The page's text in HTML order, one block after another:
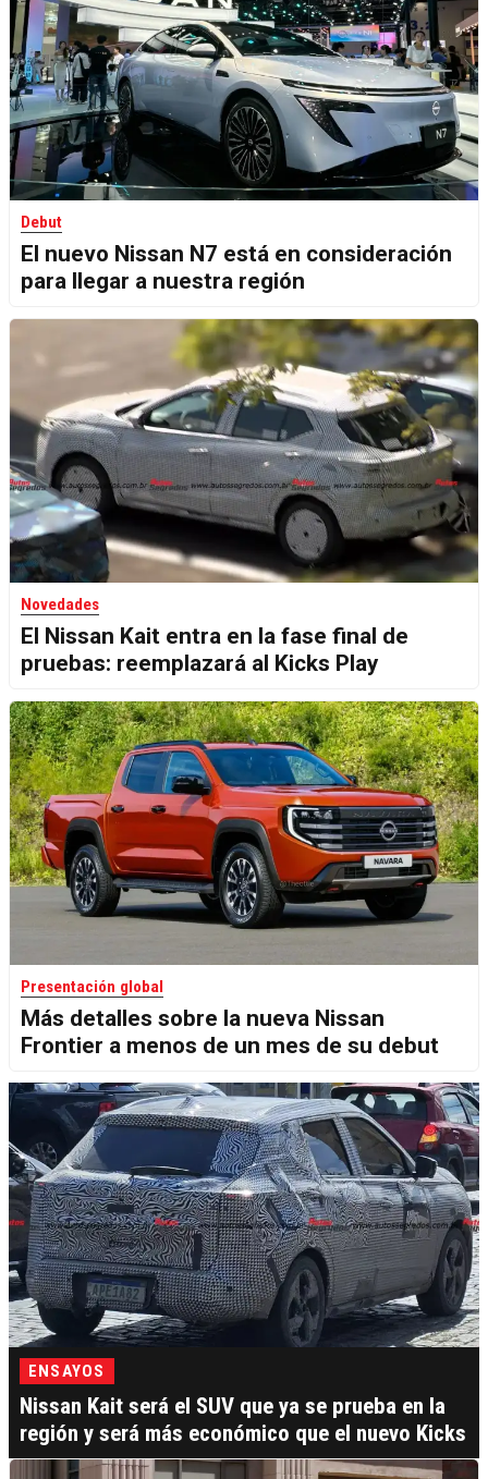
Debut
El nuevo Nissan N7 está en consideración
para llegar a nuestra región
Novedades
El Nissan Kait entra en la fase final de
pruebas: reemplazará al Kicks Play
Presentación global
Más detalles sobre la nueva Nissan
Frontier a menos de un mes de su debut
ENSAYOS
Nissan Kait será el SUV que ya se prueba en la
región y será más económico que el nuevo Kicks